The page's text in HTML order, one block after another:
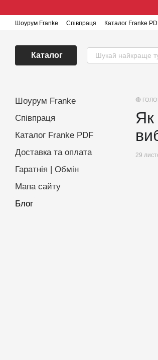
Шоурум Franke Співпраця Каталог Franke
Каталог
🔴
Як
29
Шоурум Franke
Співпраця
Каталог Franke PDF
Доставка та оплата
Гаратнія | Обмін
Мапа сайту
Блог